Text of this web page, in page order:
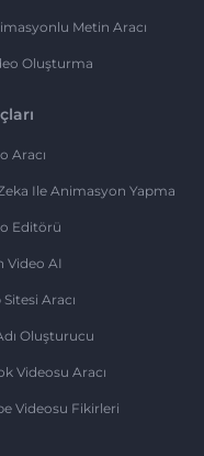
Metin Aracı
Oluşturma
Aracı
Ile Animasyon Yapma
Editörü
Video AI
Aracı
Oluşturucu
Videosu Aracı
Videosu Fikirleri